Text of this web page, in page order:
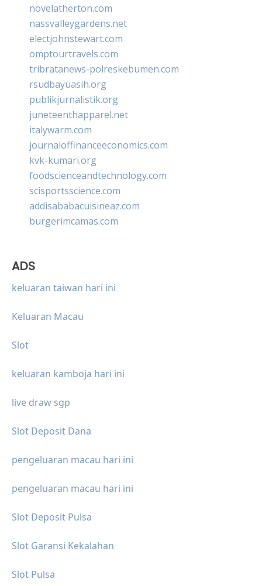
novelatherton.com
nassvalleygardens.net
electjohnstewart.com
omptourtravels.com
tribratanews-polreskebumen.com
rsudbayuasih.org
publikjurnalistik.org
juneteenthapparel.net
italywarm.com
journaloffinanceeconomics.com
kvk-kumari.org
foodscienceandtechnology.com
scisportsscience.com
addisababacuisineaz.com
burgerimcamas.com
ADS
keluaran taiwan hari ini
Keluaran Macau
Slot
keluaran kamboja hari ini
live draw sgp
Slot Deposit Dana
pengeluaran macau hari ini
pengeluaran macau hari ini
Slot Deposit Pulsa
Slot Garansi Kekalahan
Slot Pulsa